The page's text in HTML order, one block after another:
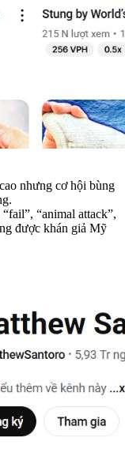
nhưng cơ hội bùng
“animal attack”,
được khán giả Mỹ